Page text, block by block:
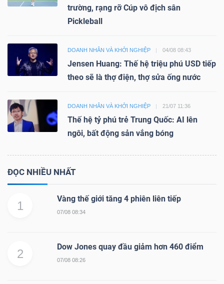
trường, rạng rỡ Cúp vô địch sân
Pickleball
DOANH NHÂN VÀ KHỞI NGHIỆP 04/08 08:43
Jensen Huang: Thế hệ triệu phú USD tiếp
theo sẽ là thợ điện, thợ sửa ống nước
DOANH NHÂN VÀ KHỞI NGHIỆP 21/07 11:36
Thế hệ tỷ phú trẻ Trung Quốc: AI lên
ngôi, bất động sản vắng bóng
ĐỌC NHIỀU NHẤT
1
Vàng thế giới tăng 4 phiên liên tiếp
07/08 08:34
2
Dow Jones quay đầu giảm hơn 460 điểm
07/08 08:26